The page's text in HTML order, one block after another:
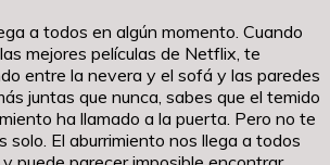
a todos en algún momento. Cuando
mejores películas de Netflix, te
entre la nevera y el sofá y las paredes
juntas que nunca, sabes que el temido
ha llamado a la puerta. Pero no te
solo. El aburrimiento nos llega a todos